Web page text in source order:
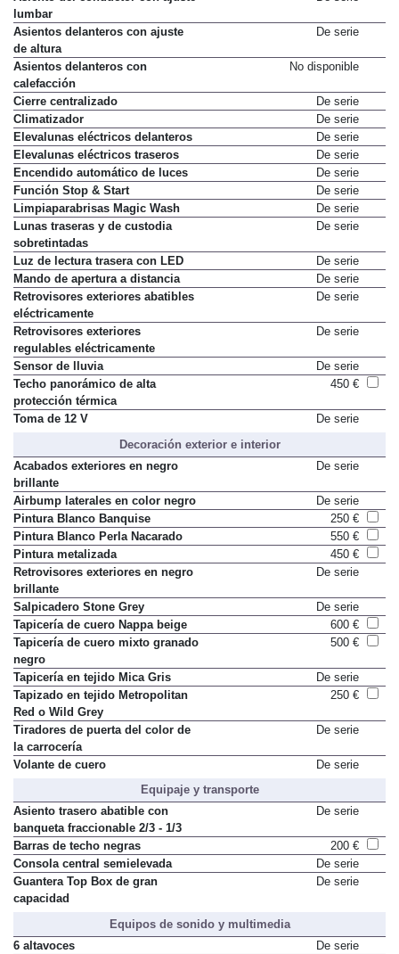
lumbar
Asientos delanteros con ajuste
de altura
De serie
Asientos delanteros con
calefacción
No disponible
Cierre centralizado
De serie
Climatizador
De serie
Elevalunas eléctricos delanteros
De serie
Elevalunas eléctricos traseros
De serie
Encendido automático de luces
De serie
Función Stop & Start
De serie
Limpiaparabrisas Magic Wash
De serie
Lunas traseras y de custodia
sobretintadas
De serie
Luz de lectura trasera con LED
De serie
Mando de apertura a distancia
De serie
Retrovisores exteriores abatibles
eléctricamente
De serie
Retrovisores exteriores
regulables eléctricamente
De serie
Sensor de lluvia
De serie
Techo panorámico de alta
protección térmica
450 €
Toma de 12 V
De serie
Decoración exterior e interior
Acabados exteriores en negro
brillante
De serie
Airbump laterales en color negro
De serie
Pintura Blanco Banquise
250 €
Pintura Blanco Perla Nacarado
550 €
Pintura metalizada
450 €
Retrovisores exteriores en negro
brillante
De serie
Salpicadero Stone Grey
De serie
Tapicería de cuero Nappa beige
600 €
Tapicería de cuero mixto granado
negro
500 €
Tapicería en tejido Mica Gris
De serie
Tapizado en tejido Metropolitan
Red o Wild Grey
250 €
Tiradores de puerta del color de
la carrocería
De serie
Volante de cuero
De serie
Equipaje y transporte
Asiento trasero abatible con
banqueta fraccionable 2/3 - 1/3
De serie
Barras de techo negras
200 €
Consola central semielevada
De serie
Guantera Top Box de gran
capacidad
De serie
Equipos de sonido y multimedia
6 altavoces
De serie